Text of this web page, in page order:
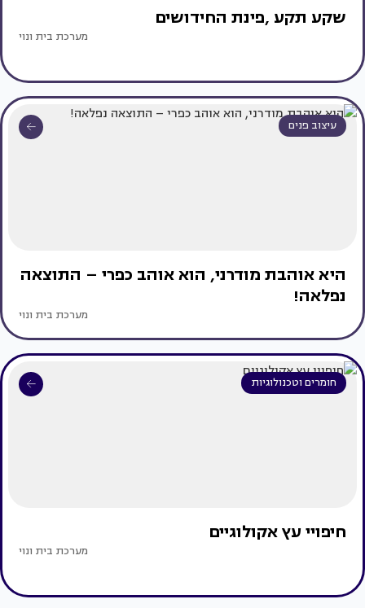
שקע תקע ,פינת החידושים
מערכת בית ונוי
עיצוב פנים
היא אוהבת מודרני, הוא אוהב כפרי – התוצאה
נפלאה!
מערכת בית ונוי
חומרים וטכנולוגיות
חיפויי עץ אקולוגיים
מערכת בית ונוי